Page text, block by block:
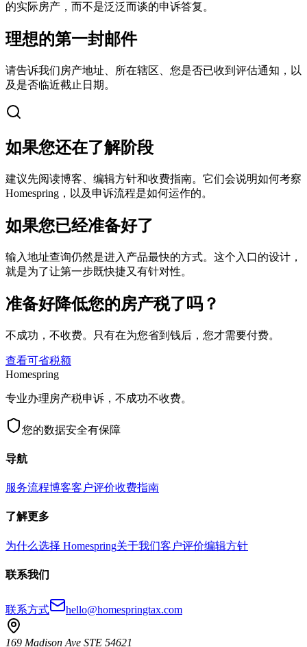
的实际房产，而不是泛泛而谈的申诉答复。
理想的第一封邮件
请告诉我们房产地址、所在辖区、您是否已收到评估通知，以
及是否临近截止日期。
如果您还在了解阶段
建议先阅读博客、编辑方针和收费指南。它们会说明如何考察
Homespring，以及申诉流程是如何运作的。
如果您已经准备好了
输入地址查询仍然是进入产品最快的方式。这个入口的设计，
就是为了让第一步既快捷又有针对性。
准备好降低您的房产税了吗？
不成功，不收费。只有在为您省到钱后，您才需要付费。
查看可省税额
Homespring
专业办理房产税申诉，不成功不收费。
您的数据安全有保障
导航
服务流程博客客户评价收费指南
了解更多
为什么选择 Homespring关于我们客户评价编辑方针
联系我们
联系方式 hello@homespringtax.com
169 Madison Ave STE 54621